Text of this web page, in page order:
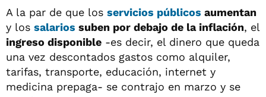
A la par de que los servicios públicos aumentan
y los salarios suben por debajo de la inflación, el
ingreso disponible -es decir, el dinero que queda
una vez descontados gastos como alquiler,
tarifas, transporte, educación, internet y
medicina prepaga- se contrajo en marzo y se